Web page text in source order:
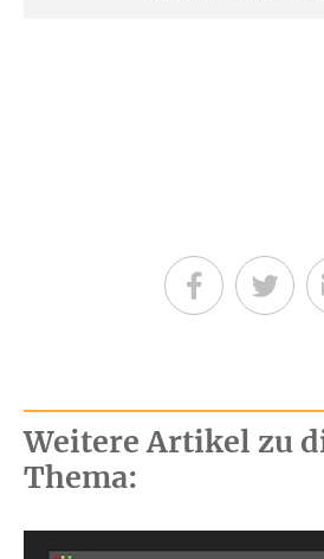
Teilen auf
Weitere Artikel zu
Thema: